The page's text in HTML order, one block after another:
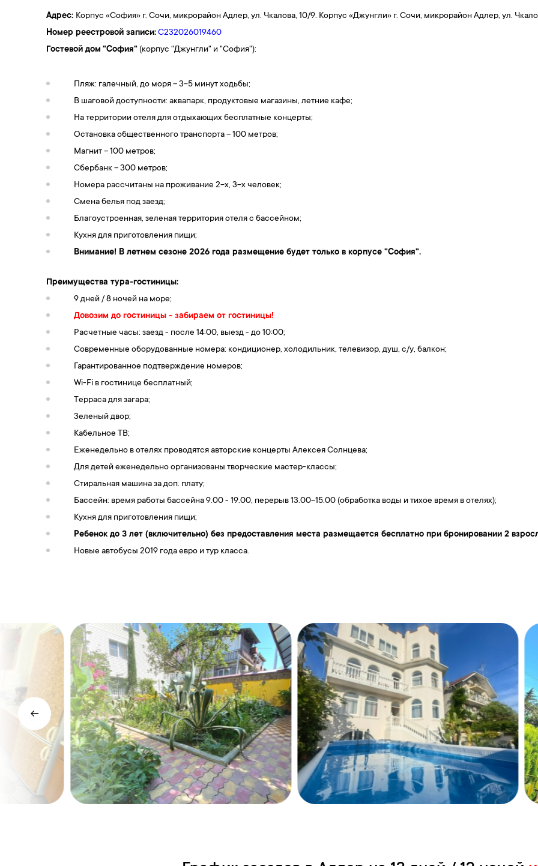
Адрес: Корпус «София» г. Сочи, микрорайон Адлер, ул. Чкалова, 10/9. Корпус «Джунгли» г. Сочи, микрорайон Адлер, ул.
Номер реестровой записи:С232026019460
Гостевой дом "София"(корпус "Джунгли" и "София"):
Пляж: галечный, до моря – 3-5 минут ходьбы;
В шаговой доступности: аквапарк, продуктовые магазины, летние кафе;
На территории отеля для отдыхающих бесплатные концерты;
Остановка общественного транспорта – 100 метров;
Магнит – 100 метров;
Сбербанк – 300 метров;
Номера рассчитаны на проживание 2-х, 3-х человек;
Смена белья под заезд;
Благоустроенная, зеленая территория отеля с бассейном;
Кухня для приготовления пищи;
Внимание! В летнем сезоне 2026 года размещение будет только в корпусе "София".
Преимущества тура-гостиницы:
9 дней / 8 ночей на море;
Довозим до гостиницы - забираем от гостиницы!
Расчетные часы: заезд - после 14:00, выезд - до 10:00;
Современные оборудованные номера: кондиционер, холодильник, телевизор, душ, c/у, балкон;
Гарантированное подтверждение номеров;
Wi-Fi в гостинице бесплатный;
Терраса для загара;
Зеленый двор;
Кабельное ТВ;
Еженедельно в отелях проводятся авторские концерты Алексея Солнцева;
Для детей еженедельно организованы творческие мастер-классы;
Стиральная машина за доп. плату;
Бассейн: время работы бассейна 9.00 - 19.00, перерыв 13.00-15.00 (обработка воды и тихое время в отелях);
Кухня для приготовления пищи;
Ребенок до 3 лет (включительно) без предоставления места размещается бесплатно при бронировании 2
Новые автобусы 2019 года евро и тур класса.